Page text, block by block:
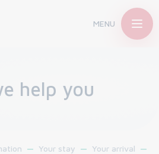
MENU
help you
Your stay
Your arrival